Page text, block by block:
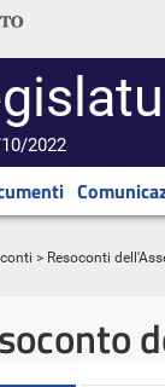
2022
> Resoconti